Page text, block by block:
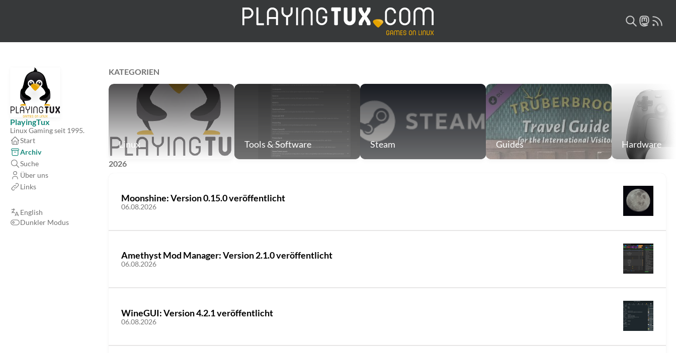
PlayingTux
Linux Gaming seit 1995.
Start
Archiv
Suche
Über uns
Links
English
Dunkler Modus
KATEGORIEN
Linux Tools & Software Steam Guides Hardware
2026
Moonshine: Version 0.15.0 veröffentlicht
06.08.2026
Amethyst Mod Manager: Version 2.1.0 veröffentlicht
06.08.2026
WineGUI: Version 4.2.1 veröffentlicht
06.08.2026